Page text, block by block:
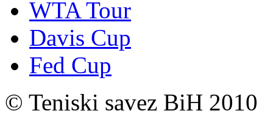
WTA Tour
Davis Cup
Fed Cup
© Teniski savez BiH 2010